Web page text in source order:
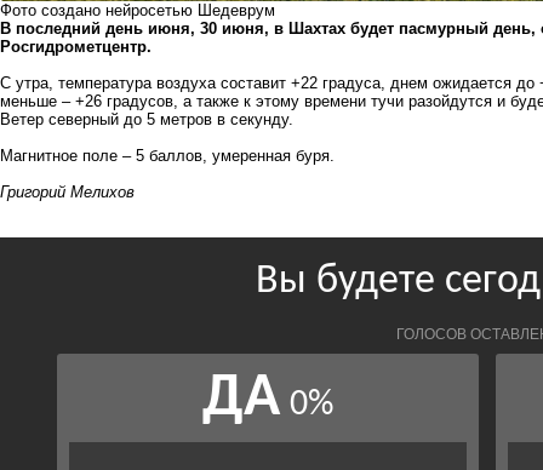
Фото создано нейросетью Шедеврум
В последний день июня, 30 июня, в Шахтах будет пасмурный день,
Росгидрометцентр.
С утра, температура воздуха составит +22 градуса, днем ожидается
меньше – +26 градусов, а также к этому времени тучи разойдутся и
Ветер северный до 5 метров в секунду.
Магнитное поле – 5 баллов, умеренная буря.
Григорий Мелихов